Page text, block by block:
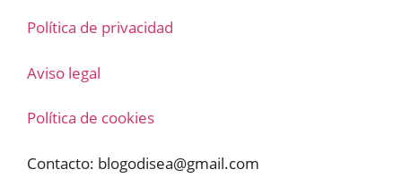
Política de privacidad
Aviso legal
Política de cookies
Contacto: blogodisea@gmail.com